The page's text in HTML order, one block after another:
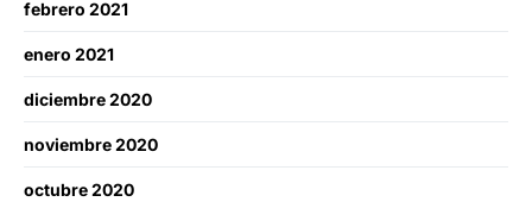
febrero 2021
enero 2021
diciembre 2020
noviembre 2020
octubre 2020